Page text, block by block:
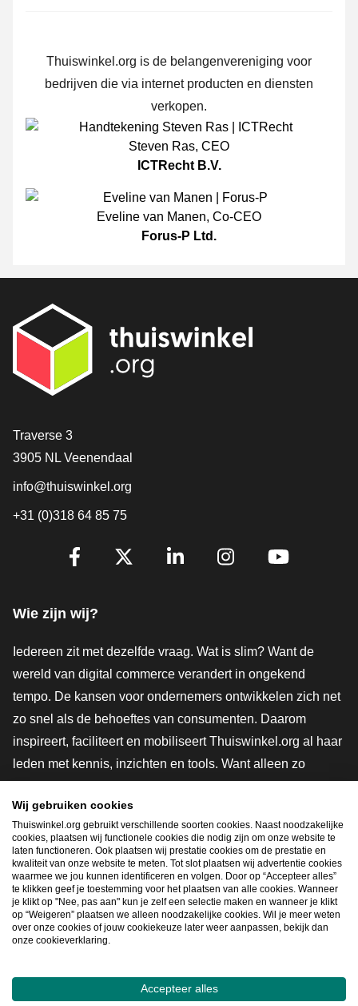
Thuiswinkel.org is de belangenvereniging voor
bedrijven die via internet producten en diensten
verkopen.
Steven Ras, CEO
ICTRecht B.V.
Eveline van Manen, Co-CEO
Forus-P Ltd.
Contact
Traverse 3
3905 NL Veenendaal
info@thuiswinkel.org
+31 (0)318 64 85 75
Volg je ons al?
Wie zijn wij?
Iedereen zit met dezelfde vraag. Wat is slim? Want de
wereld van digital commerce verandert in ongekend
tempo. De kansen voor ondernemers ontwikkelen zich net
zo snel als de behoeftes van consumenten. Daarom
inspireert, faciliteert en mobiliseert Thuiswinkel.org al haar
leden met kennis, inzichten en tools. Want alleen zo
innovatievere toekomst. Dus groei ook mee en maak
shoppen slimmer.
Lid worden
Snel navigeren
Wij gebruiken cookies
Thuiswinkel.org gebruikt verschillende soorten cookies. Naast noodzakelijke
cookies, plaatsen wij functionele cookies die nodig zijn om onze website te
laten functioneren. Ook plaatsen wij prestatie cookies om de prestatie en
kwaliteit van onze website te meten. Tot slot plaatsen wij advertentie cookies
waarmee we jou kunnen identificeren en volgen. Door op “Accepteer alles”
te klikken geef je toestemming voor het plaatsen van alle cookies. Wanneer
je klikt op "Nee, pas aan" kun je zelf een selectie maken en wanneer je klikt
op “Weigeren” plaatsen we alleen noodzakelijke cookies. Wil je meer weten
over onze cookies of jouw cookiekeuze later weer aanpassen, bekijk dan
onze cookieverklaring.
Accepteer alles